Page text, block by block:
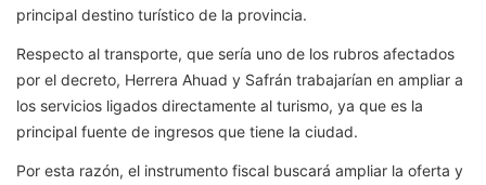
principal destino turístico de la provincia.
Respecto al transporte, que sería uno de los rubros afectados
por el decreto, Herrera Ahuad y Safrán trabajarían en ampliar a
los servicios ligados directamente al turismo, ya que es la
principal fuente de ingresos que tiene la ciudad.
Por esta razón, el instrumento fiscal buscará ampliar la oferta y